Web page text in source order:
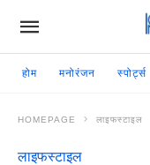
होम मनोरंजन स्पोर्ट्स
HOMEPAGE लाइफस्टाइल
लाइफस्टाइल